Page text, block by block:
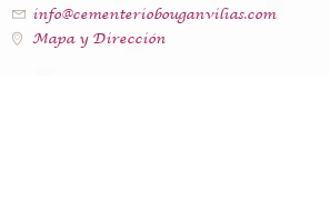
info@cementeriobouganvilias.com
Mapa y Dirección